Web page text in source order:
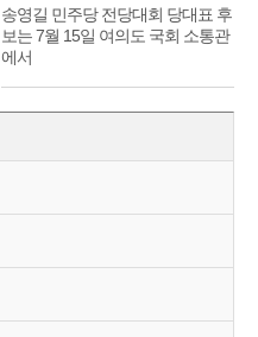
송영길 민주당 전당대회 당대표 후
보는 7월 15일 여의도 국회 소통관
에서